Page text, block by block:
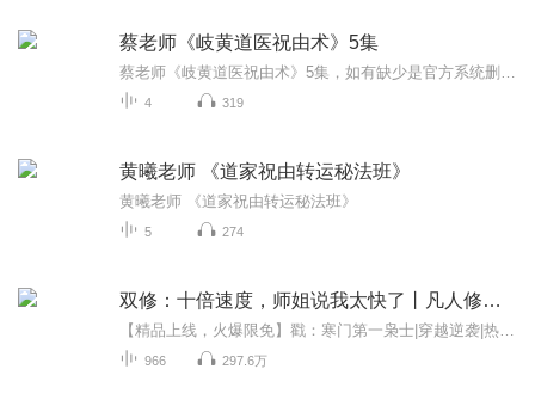
蔡老师《岐黄道医祝由术》5集
4 319
黄曦老师 《道家祝由转运秘法班》
黄曦老师 《道家祝由转运秘法班》
5 274
双修：十倍速度，师姐说我太快了丨凡人修仙传热血玄幻
966 297.6万